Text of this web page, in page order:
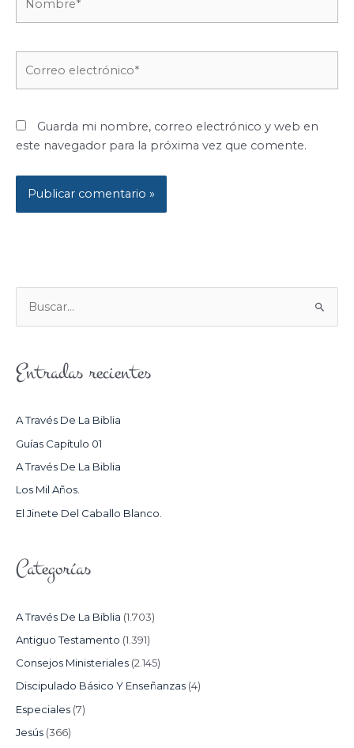
electrónico*
Guarda mi nombre, correo electrónico y web en
este navegador para la próxima vez que comente.
U
C
R
:
Entradas recientes
A Través De La Biblia
Guías Capítulo 01
A Través De La Biblia
Los Mil Años.
El Jinete Del Caballo Blanco.
Categorías
A Través De La Biblia (1.703)
Antiguo Testamento (1.391)
Consejos Ministeriales (2.145)
Discipulado Básico Y Enseñanzas (4)
Especiales (7)
Jesús (366)